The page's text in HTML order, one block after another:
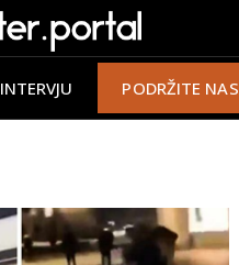
INTERVJU PODRŽITE NAS